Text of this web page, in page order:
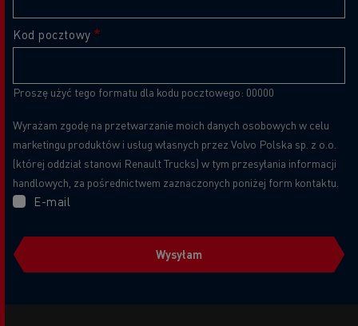
Kod pocztowy
Proszę użyć tego formatu dla kodu pocztowego: 00000
Wyrażam zgodę na przetwarzanie moich danych osobowych w celu
marketingu produktów i usług własnych przez Volvo Polska sp. z o.o.
(której oddział stanowi Renault Trucks) w tym przesyłania informacji
handlowych, za pośrednictwem zaznaczonych poniżej form kontaktu.
E-mail
Wysyłam